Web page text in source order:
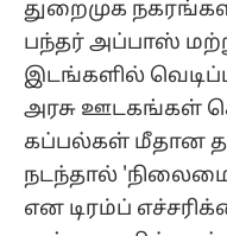
துறைமுக
பந்தர் அப்பாஸ்
இடங்களில்
அரசு ஊடகங்கள்
கப்பல்கள் மீதான
நடந்தால் 'நிலைமை
என டிரம்ப்